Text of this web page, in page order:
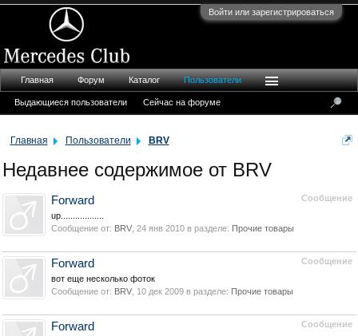
Войти или зарегистрироваться
Главная Пользователи BRV
Недавнее содержимое от BRV
Сообщение
Forward
up..................
Сообщение от: BRV, 24 янв 2010в разделе: Прочие товары
Сообщение
Forward
вот еще несколько фоток
Сообщение от: BRV, 10 дек 2009в разделе: Прочие товары
Сообщение
Forward
Главная Форум Каталог Пользователи
Выдающиеся пользователи Сейчас на форуме